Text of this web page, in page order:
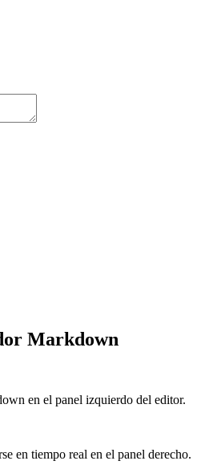
Markdown
en el panel izquierdo del editor.
en tiempo real en el panel derecho.